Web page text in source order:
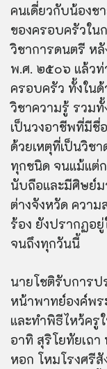
คนเดี่ยวกับน้องช
ของครอบครัวใน
วิชาการดนตรี ห
พ.ศ. ๒๕๐๖ แล้ว
ครอบครัว ทั้งใน
วิชาความรู้ รวม
เป็นวงอาชีพที่มีชื่
ด้วยเหตุที่เป็นวิช
ทุกชนิด จนแม้แต่
นับถือและมีศิษย์
ต่างจังหวัด ควา
ร้อง ยังปรากฏอ
จนถึงทุกวันนี้
นายโชติรับการป
หน้าพาทย์องค์พ
และทำพิธีไหว้ครู
อาทิ สุริโยทัยเถ
หอก โหมโรงศรี